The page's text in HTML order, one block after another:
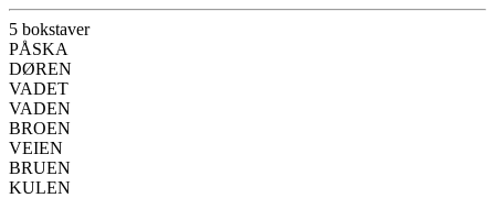
5 bokstaver
PÅSKA
DØREN
VADET
VADEN
BROEN
VEIEN
BRUEN
KULEN